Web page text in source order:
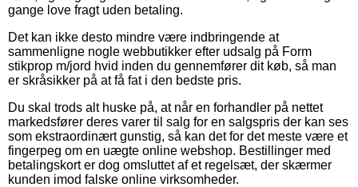
gange love fragt uden betaling.
Det kan ikke desto mindre være indbringende at
sammenligne nogle webbutikker efter udsalg på Form
stikprop m/jord hvid inden du gennemfører dit køb, så man
er skråsikker på at få fat i den bedste pris.
Du skal trods alt huske på, at når en forhandler på nettet
markedsfører deres varer til salg for en salgspris der kan ses
som ekstraordinært gunstig, så kan det for det meste være et
fingerpeg om en uægte online webshop. Bestillinger med
betalingskort er dog omsluttet af et regelsæt, der skærmer
kunden imod falske online virksomheder.